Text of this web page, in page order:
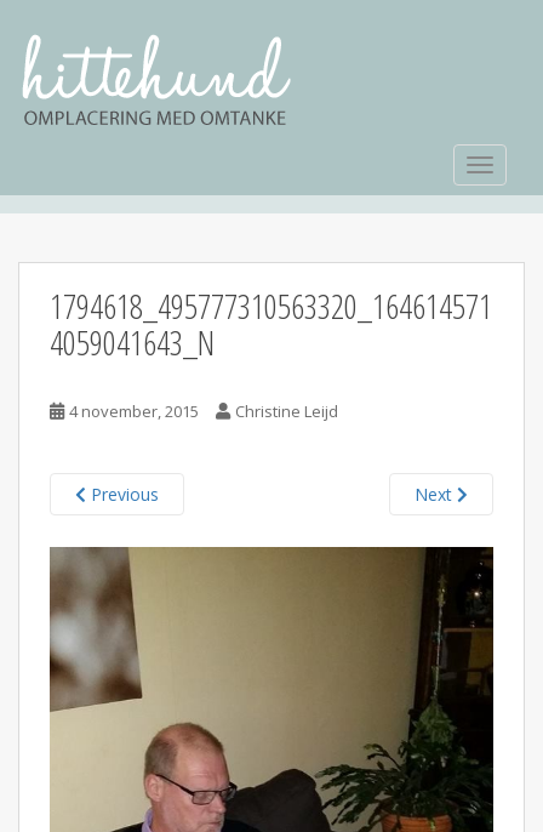
1794618_495777310563320_164614571
4059041643_N
4 november, 2015 Christine Leijd
Previous Next